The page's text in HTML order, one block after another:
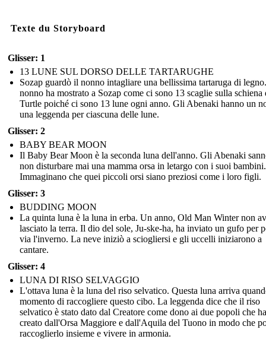
Texte du Storyboard
Glisser: 1
13 LUNE SUL DORSO DELLE TARTARUGHE
Sozap guardò il nonno intagliare una bellissima tartaruga di
nonno ha mostrato a Sozap come ci sono 13 scaglie sulla
Turtle poiché ci sono 13 lune ogni anno. Gli Abenaki hanno un
una leggenda per ciascuna delle lune.
Glisser: 2
BABY BEAR MOON
Il Baby Bear Moon è la seconda luna dell'anno. Gli Abenaki
non disturbare mai una mamma orsa in letargo con i suoi bambini.
Immaginano che quei piccoli orsi siano preziosi come i loro figli.
Glisser: 3
BUDDING MOON
La quinta luna è la luna in erba. Un anno, Old Man Winter non
lasciato la terra. Il dio del sole, Ju-ske-ha, ha inviato un gufo per
via l'inverno. La neve iniziò a sciogliersi e gli uccelli iniziarono a
cantare.
Glisser: 4
LUNA DI RISO SELVAGGIO
L'ottava luna è la luna del riso selvatico. Questa luna arriva
momento di raccogliere questo cibo. La leggenda dice che il riso
selvatico è stato dato dal Creatore come dono ai due popoli che ha
creato dall'Orsa Maggiore e dall'Aquila del Tuono in modo che
raccoglierlo insieme e vivere in armonia.